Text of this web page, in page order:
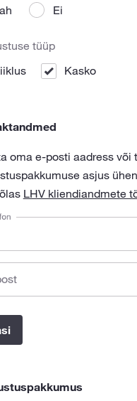
Ei
tüüp
Kasko
oma e-posti aadress
asjus
LHV kliendiandmete